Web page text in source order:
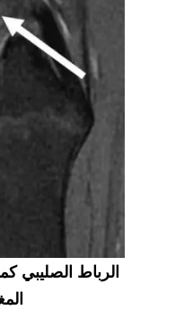
الرباط الصليبي